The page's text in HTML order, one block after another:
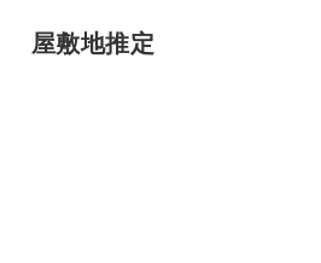
屋敷地推定